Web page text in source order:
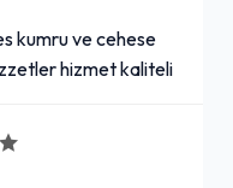
kumru ve cehese
hizmet kaliteli